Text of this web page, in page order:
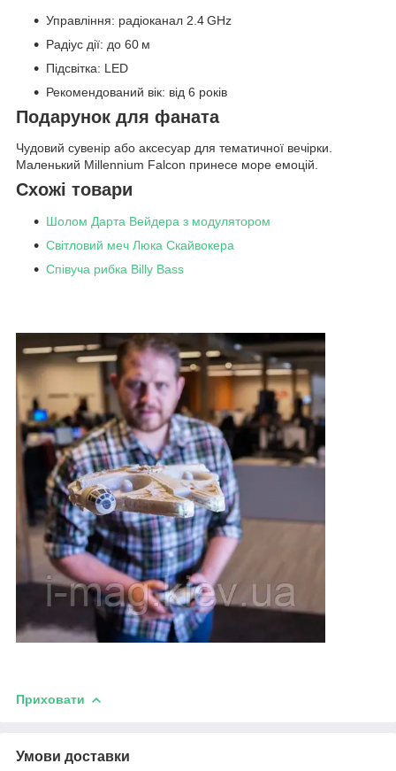
Управління: радіоканал 2.4 GHz
Радіус дії: до 60 м
Підсвітка: LED
Рекомендований вік: від 6 років
Подарунок для фаната
Чудовий сувенір або аксесуар для тематичної вечірки.
Маленький Millennium Falcon принесе море емоцій.
Схожі товари
Шолом Дарта Вейдера з модулятором
Світловий меч Люка Скайвокера
Співуча рибка Billy Bass
Приховати
Умови доставки